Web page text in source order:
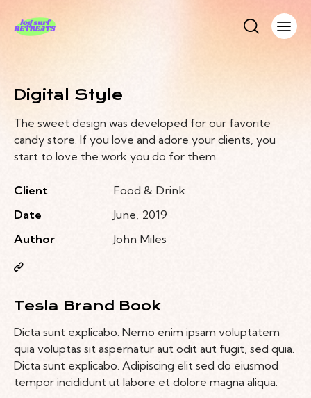
Digital Style
The sweet design was developed for our favorite
candy store. If you love and adore your clients, you
start to love the work you do for them.
Client
Food & Drink
Date
June, 2019
Author
John Miles
Tesla Brand Book
Dicta sunt explicabo. Nemo enim ipsam voluptatem
quia voluptas sit aspernatur aut odit aut fugit, sed quia.
Dicta sunt explicabo. Adipiscing elit sed do eiusmod
tempor incididunt ut labore et dolore magna aliqua.